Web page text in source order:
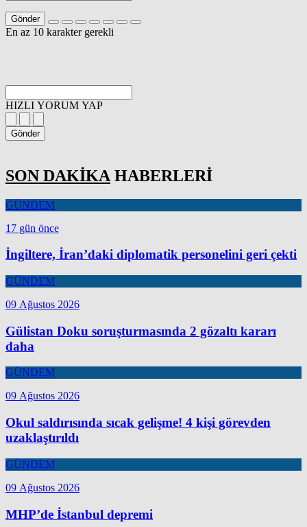
Gönder
En az 10 karakter gerekli
HIZLI YORUM YAP
Gönder
SON DAKİKA HABERLERİ
GÜNDEM
17 gün önce
İngiltere, İran’daki diplomatik personelini geri çekti
GÜNDEM
09 Ağustos 2026
Gülistan Doku soruşturmasında 2 gözaltı kararı
daha
GÜNDEM
09 Ağustos 2026
Okul saldırısında sıcak gelişme! 4 kişi görevden
uzaklaştırıldı
GÜNDEM
09 Ağustos 2026
MHP’de İstanbul depremi